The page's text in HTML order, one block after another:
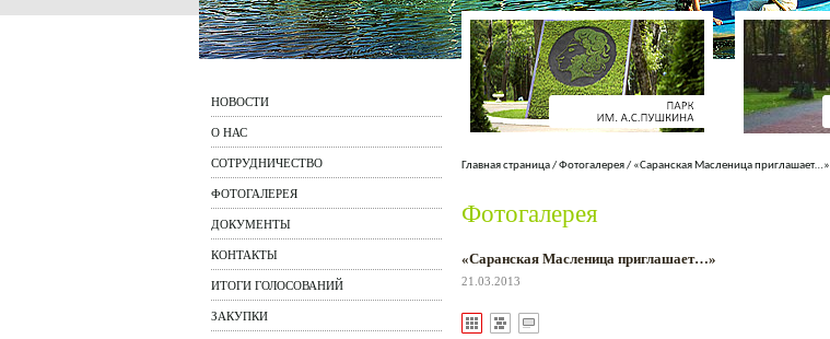
НОВОСТИ
О НАС
СОТРУДНИЧЕСТВО
ФОТОГАЛЕРЕЯ
ДОКУМЕНТЫ
КОНТАКТЫ
ИТОГИ ГОЛОСОВАНИЙ
ЗАКУПКИ
Главная страница/Фотогалерея/ «Саранская Масленица приглашает…»
Фотогалерея
«Саранская Масленица приглашает…»
21.03.2013